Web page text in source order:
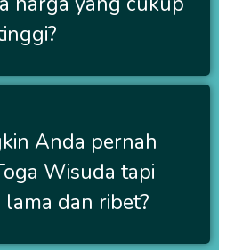
Anda pernah
Wisuda tapi
dan ribet?